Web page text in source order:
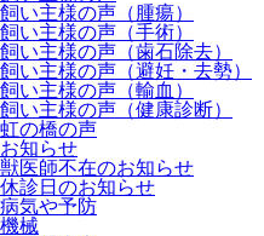
飼い主様の声（腫瘍）
飼い主様の声（手術）
飼い主様の声（歯石除去）
飼い主様の声（避妊・去勢）
飼い主様の声（輸血）
飼い主様の声（健康診断）
虹の橋の声
お知らせ
獣医師不在のお知らせ
休診日のお知らせ
病気や予防
機械